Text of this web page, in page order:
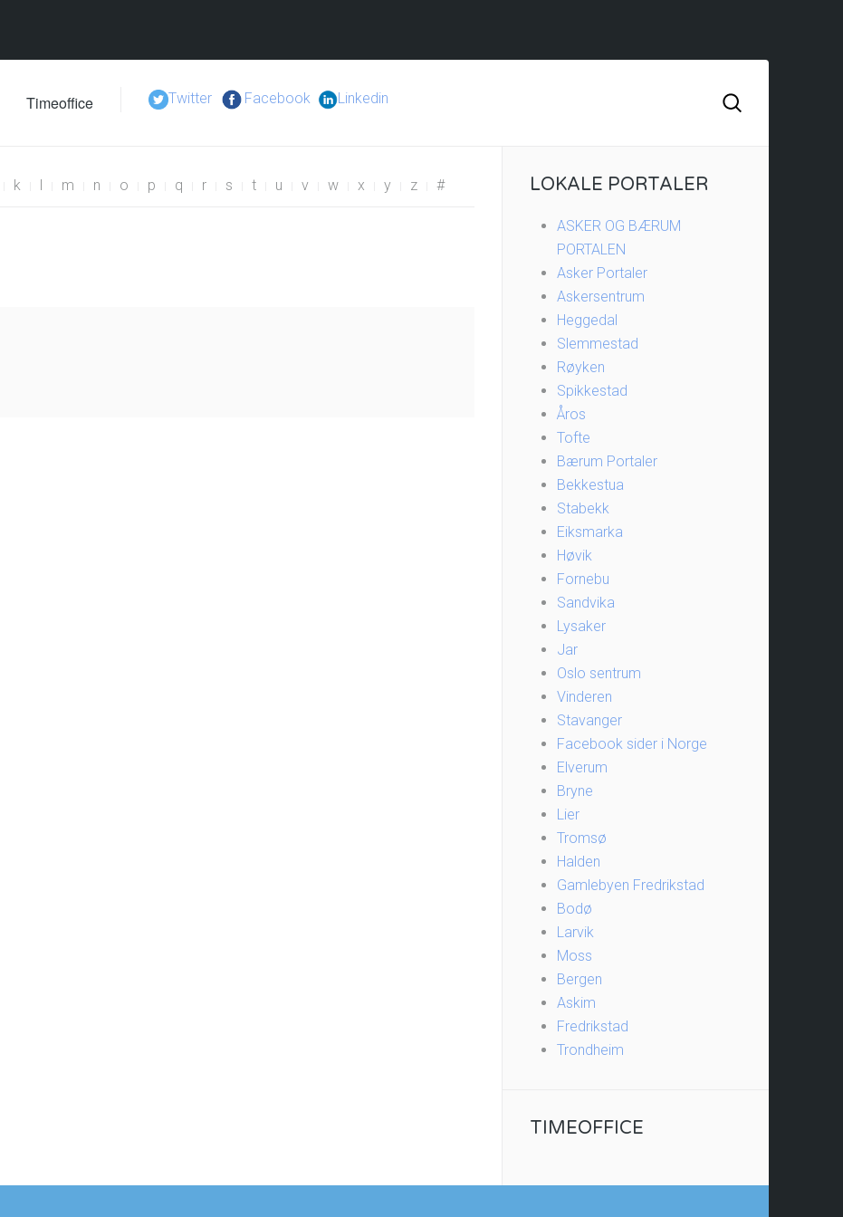
Timeoffice Twitter Facebook Linkedin
k l m n o p q r s t u v w x y z # LOKALE PORTALER
ASKER OG BÆRUM
PORTALEN
Asker Portaler
Askersentrum
Heggedal
Slemmestad
Røyken
Spikkestad
Åros
Tofte
Bærum Portaler
Bekkestua
Stabekk
Eiksmarka
Høvik
Fornebu
Sandvika
Lysaker
Jar
Oslo sentrum
Vinderen
Stavanger
Facebook sider i Norge
Elverum
Bryne
Lier
Tromsø
Halden
Gamlebyen Fredrikstad
Bodø
Larvik
Moss
Bergen
Askim
Fredrikstad
Trondheim
TIMEOFFICE